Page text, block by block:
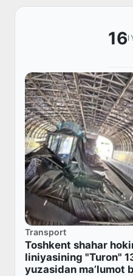
16
Transport
Toshkent shahar
liniyasining "Turon"
yuzasidan ma’lumot